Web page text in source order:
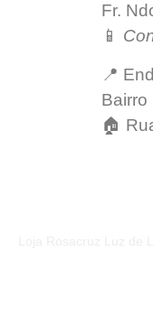
Fr.
📱
📍
Bairro
🏠